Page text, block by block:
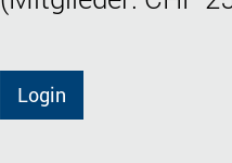
Login